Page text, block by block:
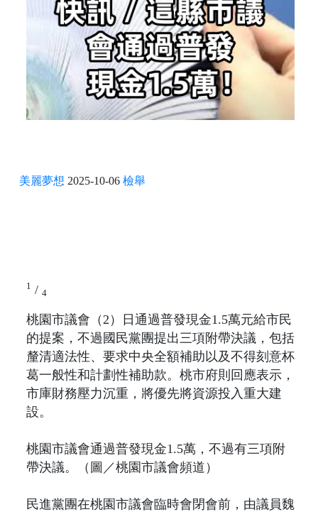
美麗夢想 2025-10-06 檢舉
1 / 4
桃園市議會（2）日通過普發現金1.5萬元給市民
的提案，不過國民黨團提出三項附帶決議，包括
釐清適法性、要求中央全額補助以及不得刻意杯
葛一般性和計劃性補助款。桃市府則回應表示，
市庫財務壓力沉重，將優先將資源投入重大建
設。
桃園市議會通過普發現金1.5萬，不過有三項附
帶決議。（圖／桃園市議會頻道）
民進黨團在桃園市議會臨時會閉會前，由議員魏